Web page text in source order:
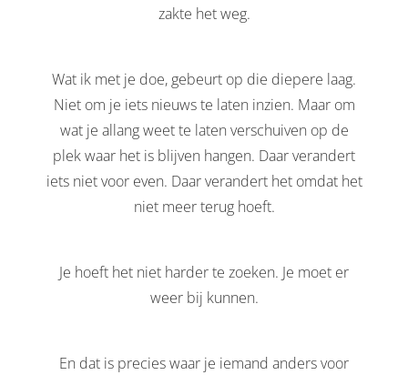
zakte het weg.
Wat ik met je doe, gebeurt op die diepere laag.
Niet om je iets nieuws te laten inzien. Maar om
wat je allang weet te laten verschuiven op de
plek waar het is blijven hangen. Daar verandert
iets niet voor even. Daar verandert het omdat het
niet meer terug hoeft.
Je hoeft het niet harder te zoeken. Je moet er
weer bij kunnen.
En dat is precies waar je iemand anders voor